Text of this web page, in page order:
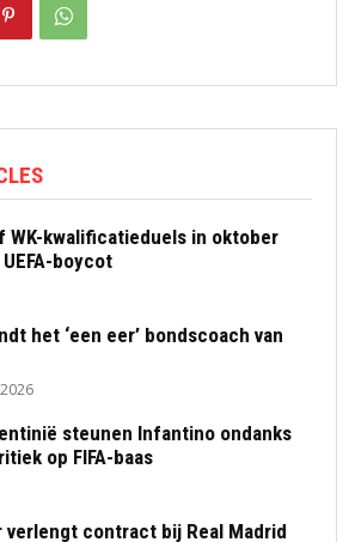
WK-kwalificatieduels in oktober
boycot
het ‘een eer’ bondscoach van
steunen Infantino ondanks
op FIFA-baas
contract bij Real Madrid